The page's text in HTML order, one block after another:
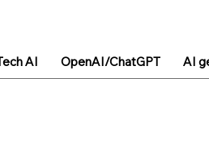
AI OpenAI/ChatGPT AI